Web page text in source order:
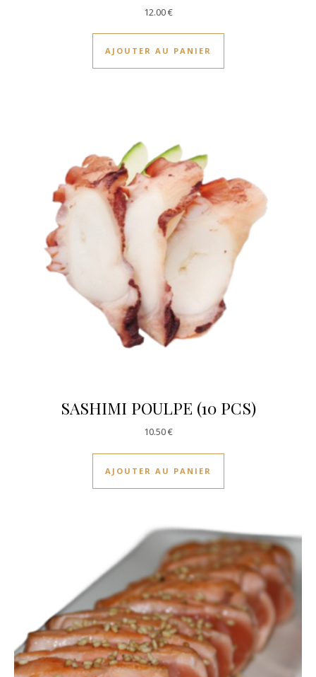
12.00€
AJOUTER AU PANIER
SASHIMI POULPE (10 PCS)
10.50€
AJOUTER AU PANIER